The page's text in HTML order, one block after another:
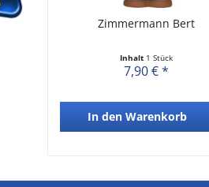
Zimmermann Bert
Inhalt 1 Stück
7,90 € *
In den Warenkorb